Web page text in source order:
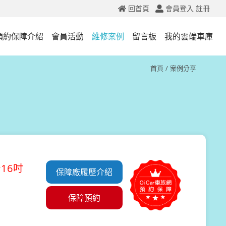
會員登入 註冊
回首頁
約保障介紹 會員活動 維修案例 留言板 我的雲端車庫
首頁 案例分享
吋 保障廠履歷介紹
保障預約